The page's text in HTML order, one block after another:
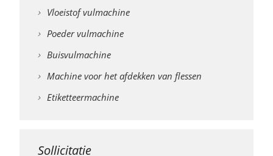
Vloeistof vulmachine
Poeder vulmachine
Buisvulmachine
Machine voor het afdekken van flessen
Etiketteermachine
Sollicitatie